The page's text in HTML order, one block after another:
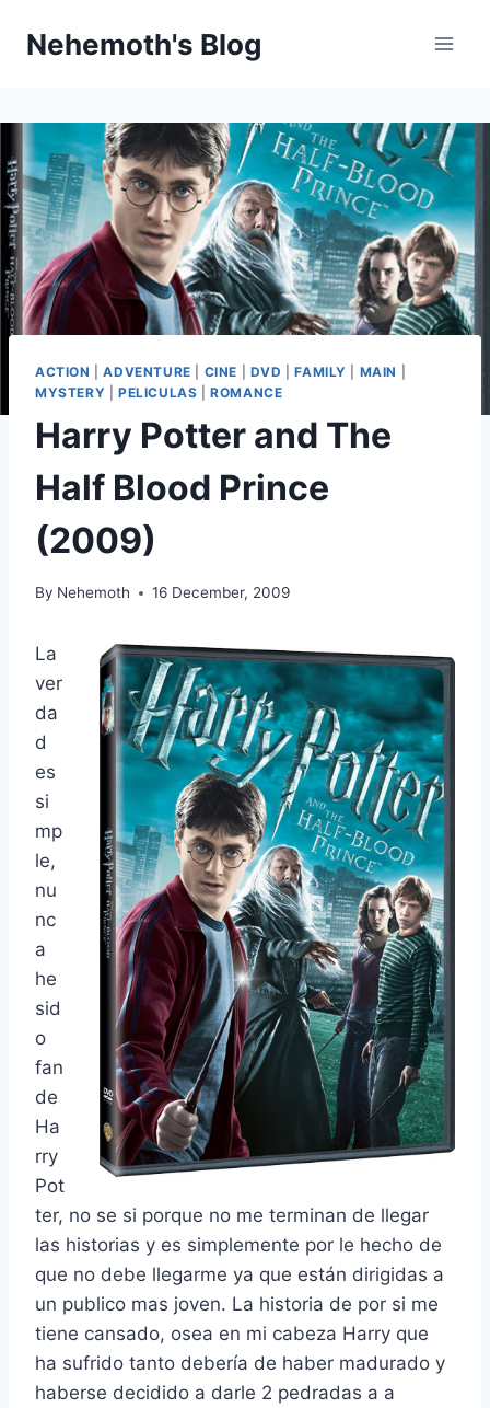
Nehemoth's Blog
ACTION |ADVENTURE CINE DVD |FAMILY MAIN
MYSTERY
PELICULAS |ROMANCE
Harry Potter and The
Half Blood Prince
(2009)
By Nehemoth 16 December, 2009
La
ver
da
d
es
si
mp
le,
nu
nc
a
he
sid
o
fan
de
Ha
rry
Pot
ter, no se si porque no me terminan de llegar
las historias y es simplemente por le hecho de
que no debe llegarme ya que están dirigidas a
un publico mas joven. La historia de por si me
tiene cansado, osea en mi cabeza Harry que
ha sufrido tanto debería de haber madurado y
haberse decidido a darle 2 pedradas a a